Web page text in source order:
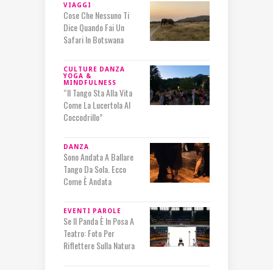
VIAGGI
Cose Che Nessuno Ti
Dice Quando Fai Un
Safari In Botswana
CULTURE DANZA
YOGA &
MINDFULNESS
“Il Tango Sta Alla Vita
Come La Lucertola Al
Coccodrillo”
DANZA
Sono Andata A Ballare
Tango Da Sola. Ecco
Come È Andata
EVENTI PAROLE
Se Il Panda È In Posa A
Teatro: Foto Per
Riflettere Sulla Natura